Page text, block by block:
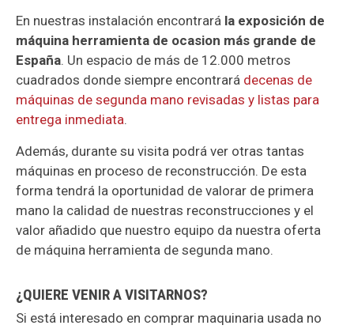
En nuestras instalación encontrará la exposición de
máquina herramienta de ocasion más grande de
España. Un espacio de más de 12.000 metros
cuadrados donde siempre encontrará decenas de
máquinas de segunda mano revisadas y listas para
entrega inmediata.
Además, durante su visita podrá ver otras tantas
máquinas en proceso de reconstrucción. De esta
forma tendrá la oportunidad de valorar de primera
mano la calidad de nuestras reconstrucciones y el
valor añadido que nuestro equipo da nuestra oferta
de máquina herramienta de segunda mano.
¿QUIERE VENIR A VISITARNOS?
Si está interesado en comprar maquinaria usada no